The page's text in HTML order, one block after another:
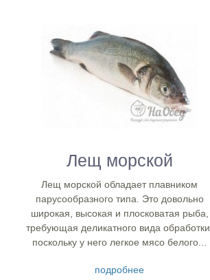
Лещ морской
Лещ морской обладает плавником
парусообразного типа. Это довольно
широкая, высокая и плосковатая рыба,
требующая деликатного вида обработки,
поскольку у него легкое мясо белого...
подробнее